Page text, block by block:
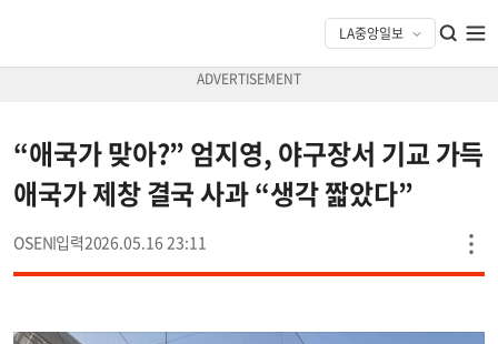
“애국가 맞아?” 엄지영, 야구장서 기교 가득
애국가 제창 결국 사과 “생각 짧았다”
OSEN 2026.05.16 23:11